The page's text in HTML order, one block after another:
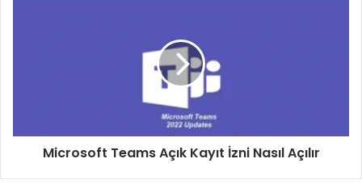
Microsoft Teams Açık Kayıt İzni Nasıl Açılır